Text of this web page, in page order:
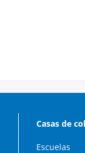
Casas de
Escuelas